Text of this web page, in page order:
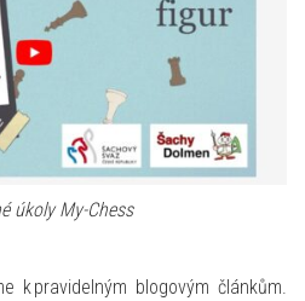
úkoly My-Chess
k pravidelným blogovým článkům.